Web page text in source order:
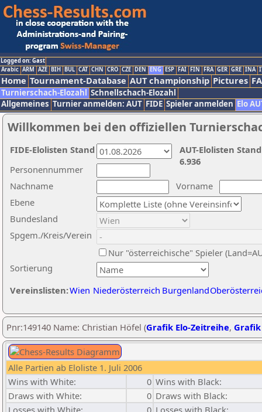
Logged on: Gast
Arabic ARM AZE BIH BUL CAT CHN CRO CZE DEN ENG ESP FAI FIN FRA GER GRE INA
Home Tournament-Database AUT championship Pictures
Turnierschach-Elozahl Schnellschach-Elozahl
Allgemeines Turnier anmelden: AUT FIDE Spieler anmelden Elo
Willkommen bei den offiziellen
Nachname
Vorname
Ebene
Sortierung
Personennummer
Bundesland
Spgem./Kreis/Verein
Nur "österreichische" Spieler
Vereinslisten:Wien Niederösterreich Burgenland
AUT-Elolisten
6.936
FIDE-Elolisten Stand
Pnr:149140 Name: Christian Höfel (Grafik Elo-Zeitreihe,
Alle Partien ab Eloliste 1. Juli 2006
Wins with White:
0 Wins with Black:
Draws with White:
0 Draws with Black:
Losses with White:
0 Losses with Black: